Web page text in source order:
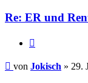
Re: ER und
Beitrag
von Jokisch » 29.